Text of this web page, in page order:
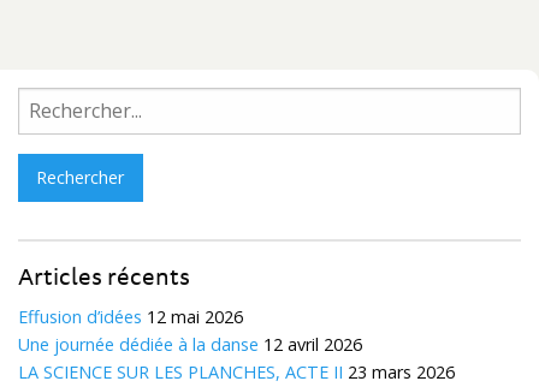
Rechercher :
Articles récents
Effusion d’idées 12 mai 2026
Une journée dédiée à la danse 12 avril 2026
LA SCIENCE SUR LES PLANCHES, ACTE II 23 mars 2026